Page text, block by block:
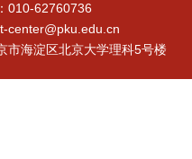
010-62760736
center@pku.edu.cn
市海淀区北京大学理科5号楼